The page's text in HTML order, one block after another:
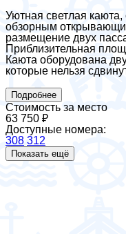
Уютная светлая
обзорным
размещение двух
Приблизительная
Каюта оборудована
которые нельзя
Подробнее
Стоимость за место
63 750 ₽
Доступные номера:
308 312
Показать ещё